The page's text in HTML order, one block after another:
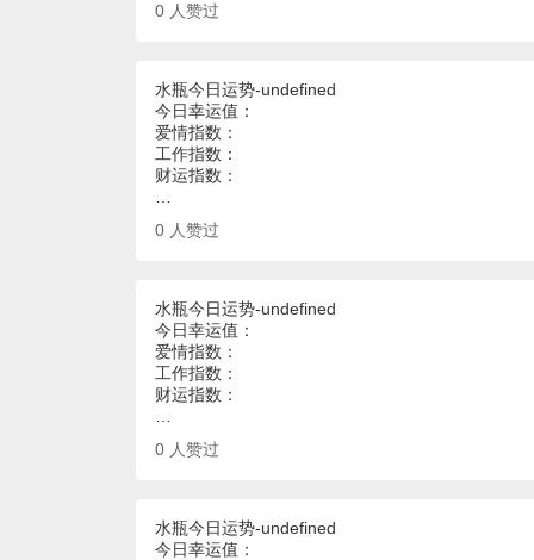
0 人赞过
水瓶今日运势-undefined
今日幸运值：
爱情指数：
工作指数：
财运指数：
0 人赞过
水瓶今日运势-undefined
今日幸运值：
爱情指数：
工作指数：
财运指数：
0 人赞过
水瓶今日运势-undefined
今日幸运值：